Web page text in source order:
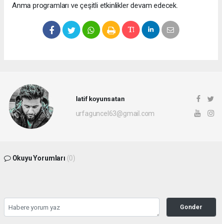
Anma programları ve çeşitli etkinlikler devam edecek.
latif koyunsatan
urfaguncel63@gmail.com
Okuyu Yorumları (0)
Gonder